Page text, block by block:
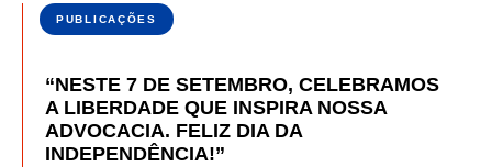
PUBLICAÇÕES
“NESTE 7 DE SETEMBRO, CELEBRAMOS
A LIBERDADE QUE INSPIRA NOSSA
ADVOCACIA. FELIZ DIA DA
INDEPENDÊNCIA!”